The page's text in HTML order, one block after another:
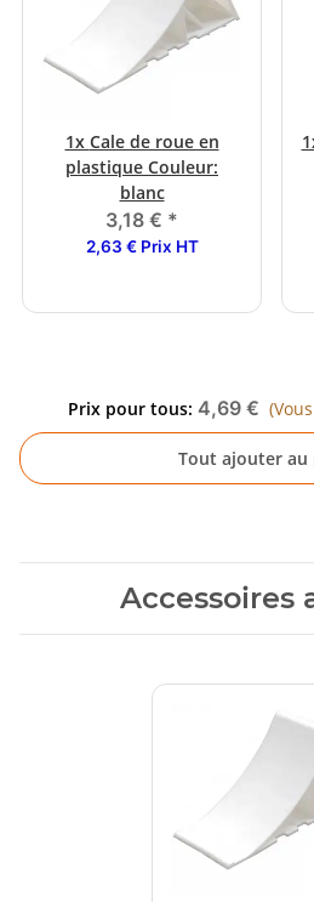
1x Cale de roue en
plastique Couleur:
blanc
3,18 € *
2,63 € Prix HT
Prix pour tous: 4,69 €
Tout ajouter au
Accessoires